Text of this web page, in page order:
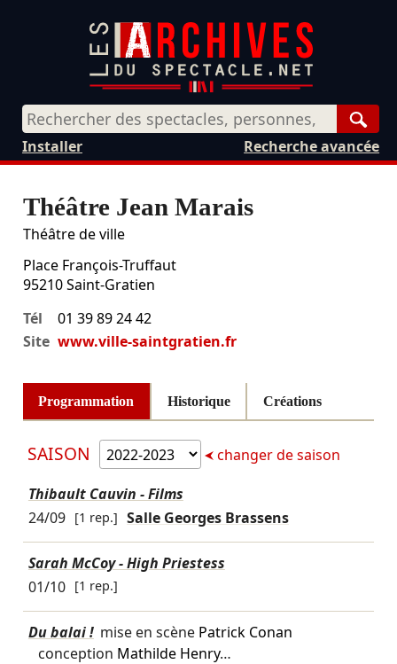
Recherche avancée
Installer
Théâtre Jean Marais
Théâtre de ville
Place François-Truffaut
95210 Saint-Gratien
Tél
01 39 89 24 42
Site www.ville-saintgratien.fr
Programmation Historique Créations
SAISON changer de saison
Thibault Cauvin - Films
24/09 [1 rep.] Salle Georges Brassens
Sarah McCoy - High Priestess
01/10 [1 rep.]
Du balai ! mise en scène Patrick Conan
conception Mathilde Henry…